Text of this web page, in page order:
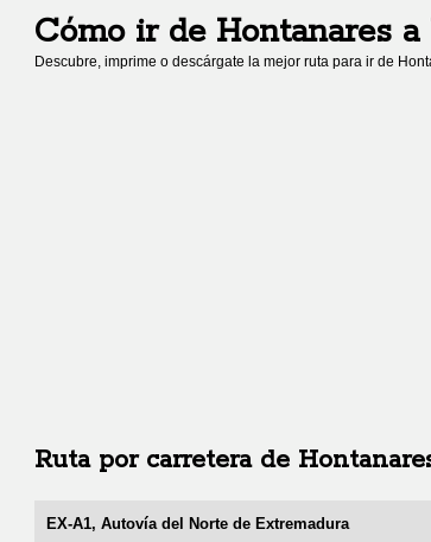
Cómo ir de Hontanares a
Descubre, imprime o descárgate la mejor ruta para ir de
Ruta por carretera de
EX-A1, Autovía del Norte de Extremadura